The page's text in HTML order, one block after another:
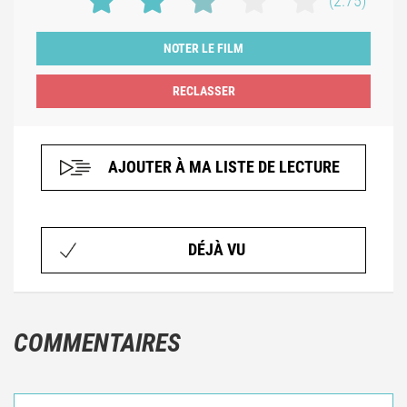
NOTER LE FILM
AJOUTER À MA LISTE DE LECTURE
DÉJÀ VU
COMMENTAIRES